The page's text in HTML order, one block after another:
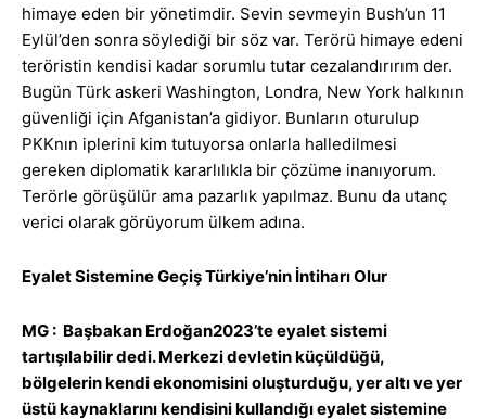
himaye eden bir yönetimdir. Sevin sevmeyin Bush’un 11
Eylül’den sonra söylediği bir söz var. Terörü himaye edeni
teröristin kendisi kadar sorumlu tutar cezalandırırım der.
Bugün Türk askeri Washington, Londra, New York halkının
güvenliği için Afganistan’a gidiyor. Bunların oturulup
PKKnın iplerini kim tutuyorsa onlarla halledilmesi
gereken diplomatik kararlılıkla bir çözüme inanıyorum.
Terörle görüşülür ama pazarlık yapılmaz. Bunu da utanç
verici olarak görüyorum ülkem adına.
Eyalet Sistemine Geçiş Türkiye’nin İntiharı Olur
MG : Başbakan Erdoğan2023’te eyalet sistemi
tartışılabilir dedi. Merkezi devletin küçüldüğü,
bölgelerin kendi ekonomisini oluşturduğu, yer altı ve yer
üstü kaynaklarını kendisini kullandığı eyalet sistemine